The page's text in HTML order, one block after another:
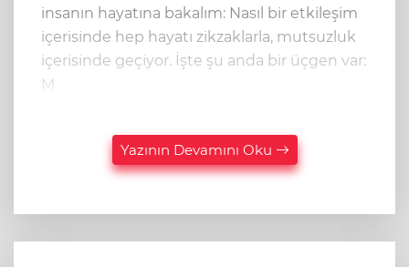
insanın hayatına bakalım: Nasıl bir etkileşim
içerisinde hep hayatı zikzaklarla, mutsuzluk
içerisinde geçiyor. İşte şu anda bir üçgen var:
M
Yazının Devamını Oku